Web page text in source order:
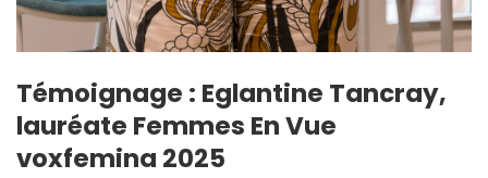
Témoignage : Eglantine Tancray,
lauréate Femmes En Vue
voxfemina 2025